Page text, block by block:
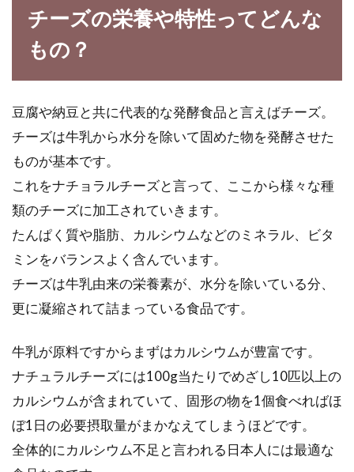
チーズの栄養や特性ってどんな
もの？
豆腐や納豆と共に代表的な発酵食品と言えばチーズ。
チーズは牛乳から水分を除いて固めた物を発酵させた
ものが基本です。
これをナチョラルチーズと言って、ここから様々な種
類のチーズに加工されていきます。
たんぱく質や脂肪、カルシウムなどのミネラル、ビタ
ミンをバランスよく含んでいます。
チーズは牛乳由来の栄養素が、水分を除いている分、
更に凝縮されて詰まっている食品です。
牛乳が原料ですからまずはカルシウムが豊富です。
ナチュラルチーズには100g当たりでめざし10匹以上の
カルシウムが含まれていて、固形の物を1個食べればほ
ぼ1日の必要摂取量がまかなえてしまうほどです。
全体的にカルシウム不足と言われる日本人には最適な